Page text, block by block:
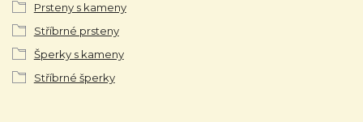
Prsteny s kameny
Stříbrné prsteny
Šperky s kameny
Stříbrné šperky